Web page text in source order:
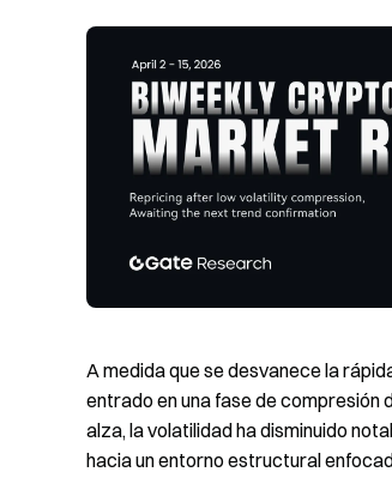
A medida que se desvanece la
entrado en una fase de compresión
alza, la volatilidad ha disminuido
hacia un entorno estructural